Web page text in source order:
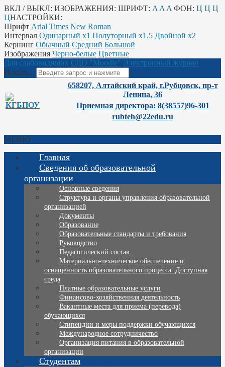
ВКЛ / ВЫКЛ: ИЗОБРАЖЕНИЯ: ШРИФТ: A A A ФОН: Ц Ц Ц
ЦНАСТРОЙКИ:
Шрифт Arial Times New Roman
Интервал Одинарный х1 Полуторный х1.5 Двойной х2
Кернинг Обычный Средний Большой
Изображения Черно-белые Цветные
Для слабовидящих СДО "Moodle" Электронный журнал
Искать...
658207, Алтайский край, г.Рубцовск, пр-т
Ленина, 36
Приемная директора: 8(38557)96-301
rubteh@22edu.ru
МЕНЮ
Главная
Сведения об образовательной
организации
Основные сведения
Структура и органы управления образовательной
организацией
Документы
Образование
Образовательные стандарты и требования
Руководство
Педагогический состав
Материально-техническое обеспечение и
оснащенность образовательного процесса. Доступная
среда
Платные образовательные услуги
Финансово-хозяйственная деятельность
Вакантные места для приема (перевода)
обучающихся
Стипендии и меры поддержки обучающихся
Международное сотрудничество
Организация питания в образовательной
организации
Студентам